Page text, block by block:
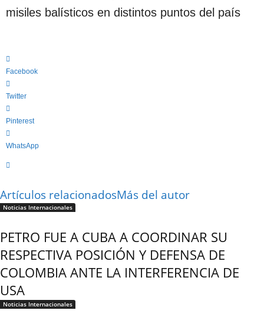
misiles balísticos en distintos puntos del país
Facebook
Twitter
Pinterest
WhatsApp
Artículos relacionadosMás del autor
Noticias Internacionales
PETRO FUE A CUBA A COORDINAR SU
RESPECTIVA POSICIÓN Y DEFENSA DE
COLOMBIA ANTE LA INTERFERENCIA DE
USA
Noticias Internacionales